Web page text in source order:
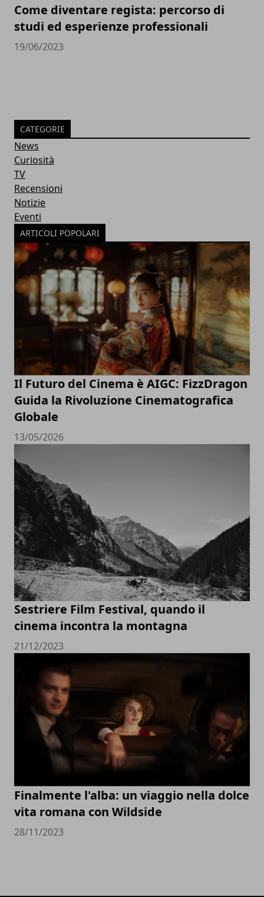
Come diventare regista: percorso di
studi ed esperienze professionali
19/06/2023
CATEGORIE
News
Curiosità
TV
Recensioni
Notizie
Eventi
ARTICOLI POPOLARI
Il Futuro del Cinema è AIGC: FizzDragon
Guida la Rivoluzione Cinematografica
Globale
13/05/2026
Sestriere Film Festival, quando il
cinema incontra la montagna
21/12/2023
Finalmente l'alba: un viaggio nella dolce
vita romana con Wildside
28/11/2023